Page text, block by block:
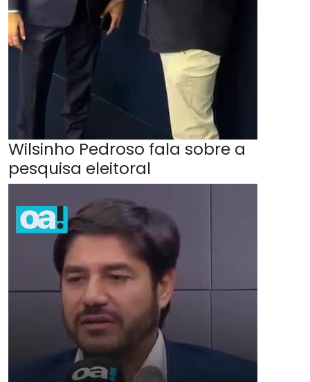
Wilsinho Pedroso fala sobre a
pesquisa eleitoral